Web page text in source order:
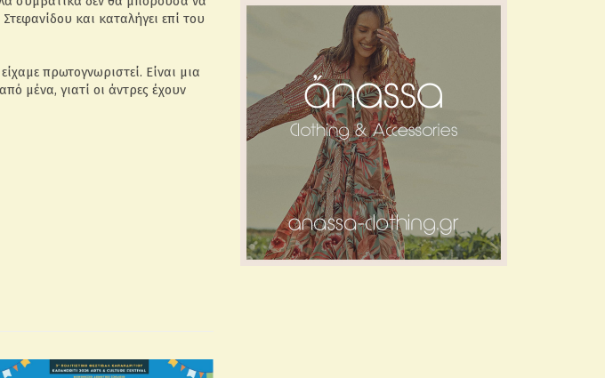
και καταλήγει επί του
πρωτογνωριστεί. Είναι μια
μένα, γιατί οι άντρες έχουν